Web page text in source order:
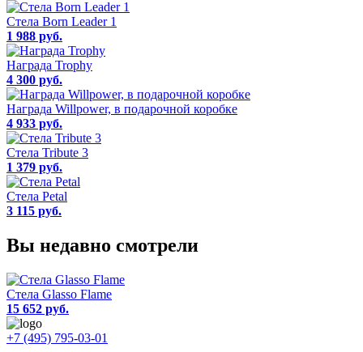
Стела Born Leader 1
1 988 руб.
Награда Trophy
4 300 руб.
Награда Willpower, в подарочной коробке
4 933 руб.
Стела Tribute 3
1 379 руб.
Стела Petal
3 115 руб.
Вы недавно смотрели
Стела Glasso Flame
15 652 руб.
+7 (495) 795-03-01